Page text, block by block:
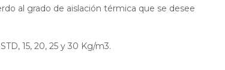
al grado de aislación térmica que se desee
15, 20, 25 y 30 Kg/m3.